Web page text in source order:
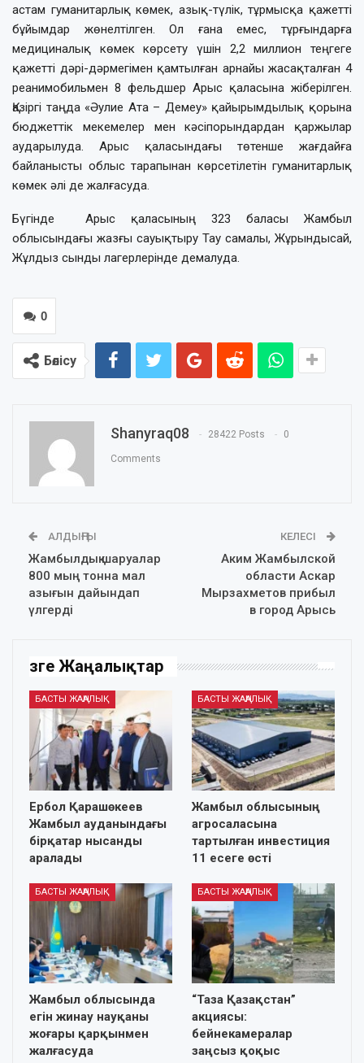
астам гуманитарлық көмек, азық-түлік, тұрмысқа қажетті
бұйымдар жөнелтілген. Ол ғана емес, тұрғындарға
медициналық көмек көрсету үшін 2,2 миллион теңгеге
қажетті дәрі-дәрмегімен қамтылған арнайы жасақталған 4
реанимобильмен 8 фельдшер Арыс қаласына жіберілген.
Қазіргі таңда «Әулие Ата – Демеу» қайырымдылық қорына
бюджеттік мекемелер мен кәсіпорындардан қаржылар
аударылуда. Арыс қаласындағы төтенше жағдайға
байланысты облыс тарапынан көрсетілетін гуманитарлық
көмек әлі де жалғасуда.
Бүгінде Арыс қаласының 323 баласы Жамбыл
облысындағы жазғы сауықтыру Тау самалы, Жұрындысай,
Жұлдыз сынды лагерлерінде демалуда.
0
Бөлісу
Shanyraq08 28422 Posts 0
Comments
АЛДЫҢҒЫ
Жамбылдық шаруалар
800 мың тонна мал
азығын дайындап
үлгерді
КЕЛЕСІ
Аким Жамбылской
области Аскар
Мырзахметов прибыл
в город Арысь
Өзге Жаңалықтар
БАСТЫ ЖАҢАЛЫҚ
Ербол Қарашөкеев
Жамбыл ауданындағы
бірқатар нысанды
аралады
БАСТЫ ЖАҢАЛЫҚ
Жамбыл облысының
агросаласына
тартылған инвестиция
11 есеге өсті
БАСТЫ ЖАҢАЛЫҚ
Жамбыл облысында
егін жинау науқаны
жоғары қарқынмен
жалғасуда
БАСТЫ ЖАҢАЛЫҚ
“Таза Қазақстан”
акциясы:
бейнекамералар
заңсыз қоқыс